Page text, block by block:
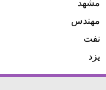
مهندس
نفت
یزد